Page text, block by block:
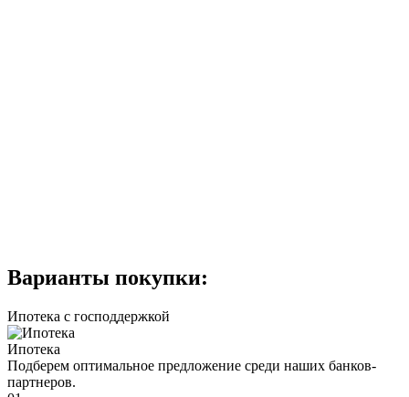
Варианты покупки:
Ипотека с господдержкой
Ипотека
Подберем оптимальное предложение среди наших банков-
партнеров.